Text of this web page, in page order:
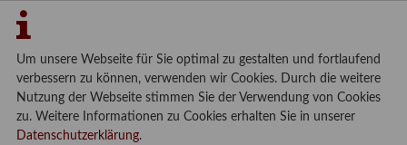
Um unsere Webseite für Sie optimal zu gestalten und fortlaufend
verbessern zu können, verwenden wir Cookies. Durch die weitere
Nutzung der Webseite stimmen Sie der Verwendung von Cookies
zu. Weitere Informationen zu Cookies erhalten Sie in unserer
Datenschutzerklärung.